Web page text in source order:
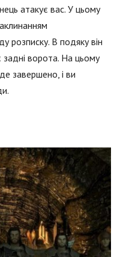
атакує вас. У цьому
розписку. В подяку він
задні ворота. На цьому
завершено, і ви